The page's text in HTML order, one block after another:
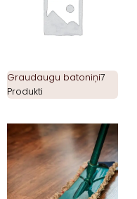
Graudaugu batoniņi7
Produkti